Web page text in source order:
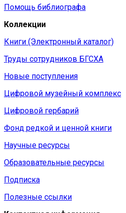
Помощь библиографа
Коллекции
Книги (Электронный каталог)
Труды сотрудников БГСХА
Новые поступления
Цифровой музейный комплекс
Цифровой гербарий
Фонд редкой и ценной книги
Научные ресурсы
Образовательные ресурсы
Подписка
Полезные ссылки